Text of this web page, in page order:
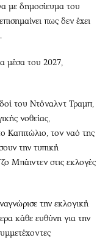
με δημοσίευμα του
πως δεν έχει
μέσα του 2027,
του Ντόναλντ Τραμπ,
νοθείας,
Καπιτώλιο, τον ναό της
την τυπική
Μπάιντεν στις εκλογές
την εκλογική
κάθε ευθύνη για την